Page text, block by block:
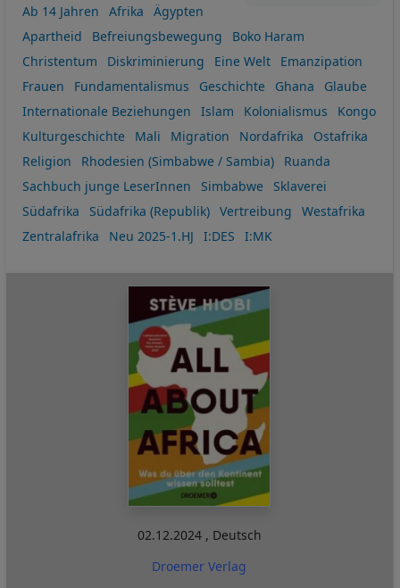
Ab 14 Jahren
Afrika
Ägypten
Apartheid
Befreiungsbewegung
Boko Haram
Christentum
Diskriminierung Eine Welt
Emanzipation
Frauen
Fundamentalismus Geschichte Ghana
Glaube
Internationale Beziehungen
Islam Kolonialismus
Kongo
Kulturgeschichte
Mali Migration Nordafrika
Ostafrika
Religion
Rhodesien (Simbabwe / Sambia)
Ruanda
Sachbuch junge LeserInnen
Simbabwe
Sklaverei
Südafrika
Südafrika (Republik) Vertreibung
Westafrika
Zentralafrika
Neu 2025-1.HJ I:DES I:MK
02.12.2024 , Deutsch
Droemer Verlag